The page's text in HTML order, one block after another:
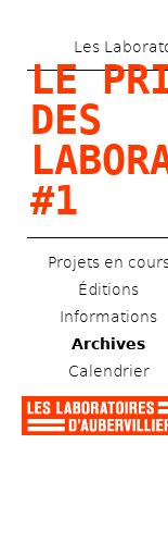
au
Les
LE
DES
#1
Projets en
Éditions
Informations
Archives
Calendrier